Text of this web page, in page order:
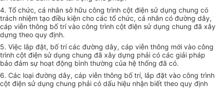
4. Tổ chức, cá nhân sở hữu công trình cột điện sử dụng chung có
trách nhiệm tạo điều kiện cho các tổ chức, cá nhân có đường dây,
cáp viễn thông bố trí vào công trình cột điện sử dụng chung đã xây
dựng theo quy định.
5. Việc lắp đặt, bố trí các đường dây, cáp viễn thông mới vào công
trình cột điện sử dụng chung đã xây dựng phải có các giải pháp
bảo đảm sự hoạt động bình thường của hệ thống đã có.
6. Các loại đường dây, cáp viễn thông bố trí, lắp đặt vào công trình
cột điện sử dụng chung phải có dấu hiệu nhận biết theo quy định